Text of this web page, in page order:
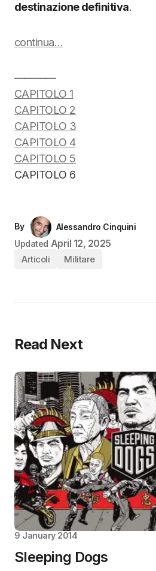
destinazione definitiva.
continua…
————
CAPITOLO 1
CAPITOLO 2
CAPITOLO 3
CAPITOLO 4
CAPITOLO 5
CAPITOLO 6
By
Alessandro Cinquini
Updated April 12, 2025
Articoli Militare
Read Next
9 January 2014
Sleeping Dogs